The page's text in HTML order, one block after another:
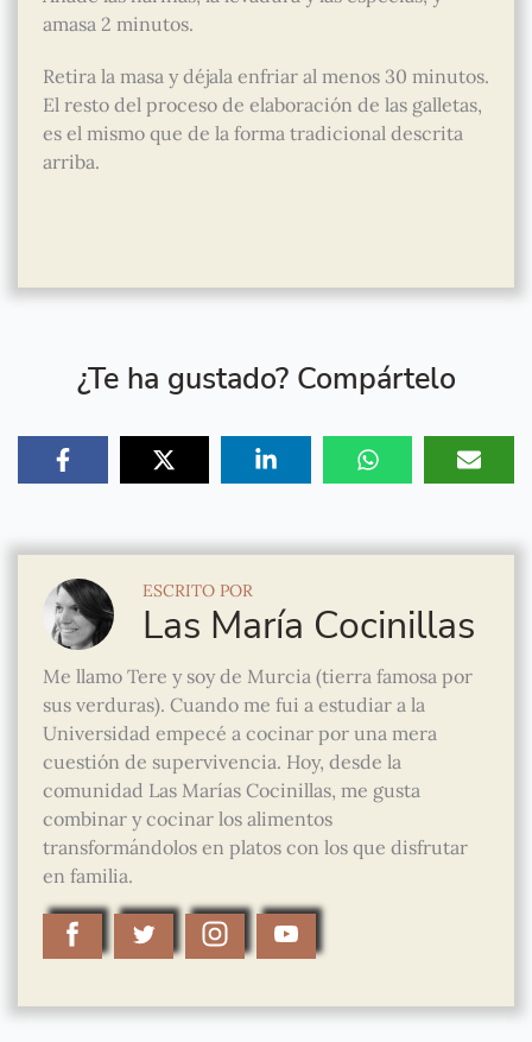
amasa 2 minutos.
Retira la masa y déjala enfriar al menos 30 minutos.
El resto del proceso de elaboración de las galletas,
es el mismo que de la forma tradicional descrita
arriba.
¿Te ha gustado? Compártelo
ESCRITO POR
Las María Cocinillas
Me llamo Tere y soy de Murcia (tierra famosa por
sus verduras). Cuando me fui a estudiar a la
Universidad empecé a cocinar por una mera
cuestión de supervivencia. Hoy, desde la
comunidad Las Marías Cocinillas, me gusta
combinar y cocinar los alimentos
transformándolos en platos con los que disfrutar
en familia.